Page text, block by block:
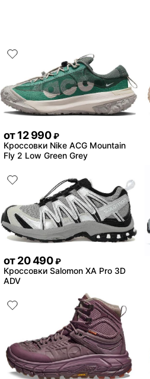
от12 990 ₽
Кроссовки Nike ACG Mountain
Fly 2 Low Green Grey
от20 490 ₽
Кроссовки Salomon XA Pro 3D
ADV